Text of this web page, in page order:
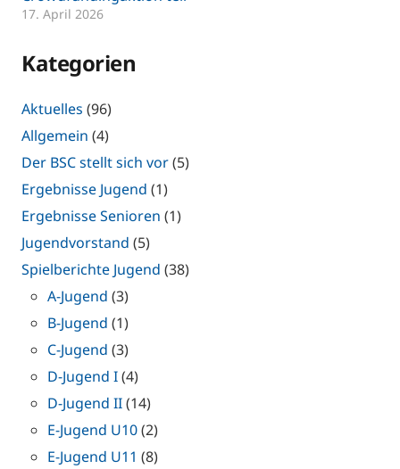
17. April 2026
Kategorien
Aktuelles (96)
Allgemein (4)
Der BSC stellt sich vor(5)
Ergebnisse Jugend (1)
Ergebnisse Senioren (1)
Jugendvorstand (5)
Spielberichte Jugend (38)
A-Jugend (3)
B-Jugend (1)
C-Jugend (3)
D-Jugend I(4)
D-Jugend II(14)
E-Jugend U10(2)
E-Jugend U11 (8)